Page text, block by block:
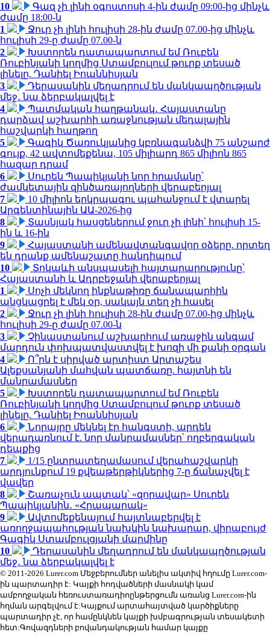
10
Գազ չի լինի օգոստոսի 4-ին ժամը 09:00-ից մինչև
ժամը 18:00-ն
1
Ջուր չի լինի հուլիսի 28-ին ժամը 07.00-ից մինչև
հուլիսի 29-ը ժամը 07.00-ն
2
Խստորեն դատապարտում եմ Ռուբեն
Ռուբինյանի կողմից Ստամբուլում թուրք տեսած
լինելը. Դանիել Իոաննիսյան
3
Դերասանին մեղադրում են մանկապղծության
մեջ․ նա ձերբակալվել է
4
Պատմական հաղթանակ․ Հայաստանը
դարձավ աշխարհի առաջնության մեդալային
հաշվարկի հաղթող
5
Գագիկ Ծառուկյանից կբռնագանձվի 75 անշարժ
գույք, 42 ավտոմեքենա, 105 միլիարդ 865 միլիոն 865
հազար դրամ
6
Սուրեն Պապիկյանի նոր հրամանը՝
ժամկետային զինծառայողների վերաբերյալ
7
10 միլիոն երկրպագու պահանջում է վտարել
Արգենտինային ԱԱ-2026-ից
8
Տասնյակ հասցեներում ջուր չի լինի՝ հուլիսի 15-
ին և 16-ին
9
Հայաստանի ամենավտանգավոր օձերը. որտեղ
են դրանք ամենաշատը հանդիպում
10
Տոկաևի անսպասելի հայտարարությունը՝
Հայաստանի և Ադրբեջանի վերաբերյալ
1
Սոչի մեկնող ինքնաթիռը ճանապարհին
անցկացրել է մեկ օր, սակայն տեղ չի հասել
2
Ջուր չի լինի հուլիսի 28-ին ժամը 07.00-ից մինչև
հուլիսի 29-ը ժամը 07.00-ն
3
Չինաստանում աշխարհում առաջին անգամ
մարդուն փոխպատվաստվել է խոզի մի քանի օրգան
4
Ո՞րն է սիրված արտիստ Արտաշես
Ալեքսանյանի մահվան պատճառը. հայտնի են
մանրամասներ
5
Խստորեն դատապարտում եմ Ռուբեն
Ռուբինյանի կողմից Ստամբուլում թուրք տեսած
լինելը. Դանիել Իոաննիսյան
6
Նորայրը մեկնել էր հանգստի, արդեն
վերադառնում է. նոր մանրամասներ՝ ողբերգական
դեպքից
7
1/15 ընտրատեղամասում վերահաշվարկի
արդյունքում 19 քվեաթերթիկներից 7-ը ճանաչվել է
վավեր
8
Շառաչուն ապտակ՝ «զորավար» Սուրեն
Պապիկյանին․ «Հրապարակ»
9
Ավտոմեքենայում հայտնաբերվել է
առողջապահության նախկին նախարար, վիրաբույժ
Գագիկ Ստամբուլցյանի մարմինը
10
Դերասանին մեղադրում են մանկապղծության
մեջ․ նա ձերբակալվել է
© 2011-2026 Lurer.com Մեջբերումներ անելիս ակտիվ հղումը Lurer.com-
ին պարտադիր է: Կայքի հոդվածների մասնակի կամ
ամբողջական հեռուստառադիոընթերցումն առանց Lurer.com-ին
հղման արգելվում է:Կայքում արտահայտված կարծիքները
պարտադիր չէ, որ համընկնեն կայքի խմբագրության տեսակետի
հետ:Գովազդների բովանդակության համար կայքը